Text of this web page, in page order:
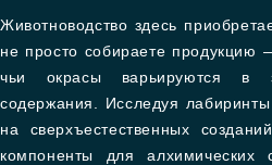
Животноводство здесь
не просто собираете продукцию
чьи окрасы варьируются в
содержания. Исследуя
на сверхъестественных
компоненты для